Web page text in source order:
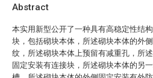
Abstract
本实用新型公开了一种具有高稳定性结
块，包括砌块本体，所述砌块本体的外
纹，所述砌块本体上预留有减重孔，所
固定安装有连接块，所述砌块本体的另